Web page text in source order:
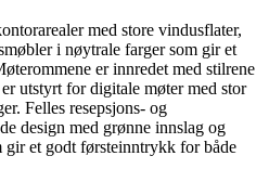
med store vindusflater,
i nøytrale farger som gir et
er innredet med stilrene
utstyrt for digitale møter med stor
Felles resepsjons- og
design med grønne innslag og
gir et godt førsteinntrykk for både